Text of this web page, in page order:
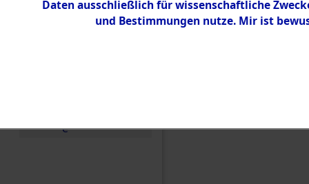
5.3.3
Todesmärsch
e
Daten ausschließlich für wissenschaftliche
und Bestimmungen nutze. Mir ist